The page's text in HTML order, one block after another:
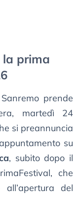
la prima
prende
martedì 24
si preannuncia
su
, subito dopo il
che
del